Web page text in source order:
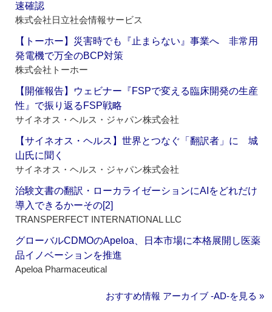
速確認
株式会社日立社会情報サービス
【トーホー】災害時でも『止まらない』事業へ 非常用
発電機で万全のBCP対策
株式会社トーホー
【開催報告】ウェビナー『FSPで変える臨床開発の生産
性』で振り返るFSP戦略
サイネオス・ヘルス・ジャパン株式会社
【サイネオス・ヘルス】世界とつなぐ「翻訳者」に 城
山氏に聞く
サイネオス・ヘルス・ジャパン株式会社
治験文書の翻訳・ローカライゼーションにAIをどれだけ
導入できるかーその[2]
TRANSPERFECT INTERNATIONAL LLC
グローバルCDMOのApeloa、日本市場に本格展開し医薬
品イノベーションを推進
Apeloa Pharmaceutical
おすすめ情報 アーカイブ ‐AD‐を見る »